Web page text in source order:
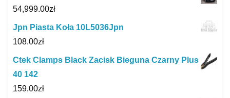
54,999.00zł
Jpn Piasta Koła 10L5036Jpn
108.00zł
Ctek Clamps Black Zacisk Bieguna Czarny Plus
40 142
159.00zł